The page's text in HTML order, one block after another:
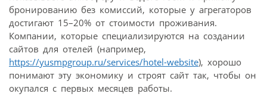
бронированию без комиссий, которые у агрегаторов
достигают 15–20% от стоимости проживания.
Компании, которые специализируются на создании
сайтов для отелей (например,
https://yusmpgroup.ru/services/hotel-website), хорошо
понимают эту экономику и строят сайт так, чтобы он
окупался с первых месяцев работы.